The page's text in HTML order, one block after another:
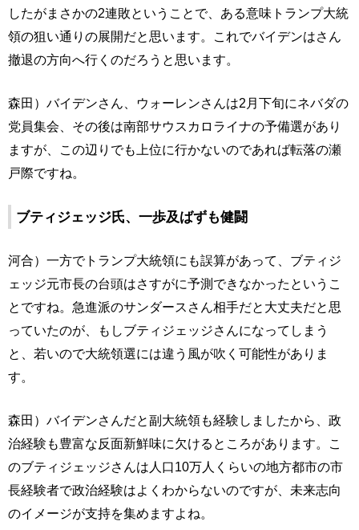
したがまさかの2連敗ということで、ある意味トランプ大統
領の狙い通りの展開だと思います。これでバイデンはさん
撤退の方向へ行くのだろうと思います。
森田）バイデンさん、ウォーレンさんは2月下旬にネバダの
党員集会、その後は南部サウスカロライナの予備選があり
ますが、この辺りでも上位に行かないのであれば転落の瀬
戸際ですね。
ブティジェッジ氏、一歩及ばずも健闘
河合）一方でトランプ大統領にも誤算があって、ブティジ
ェッジ元市長の台頭はさすがに予測できなかったというこ
とですね。急進派のサンダースさん相手だと大丈夫だと思
っていたのが、もしブティジェッジさんになってしまう
と、若いので大統領選には違う風が吹く可能性がありま
す。
森田）バイデンさんだと副大統領も経験しましたから、政
治経験も豊富な反面新鮮味に欠けるところがあります。こ
のブティジェッジさんは人口10万人くらいの地方都市の市
長経験者で政治経験はよくわからないのですが、未来志向
のイメージが支持を集めますよね。